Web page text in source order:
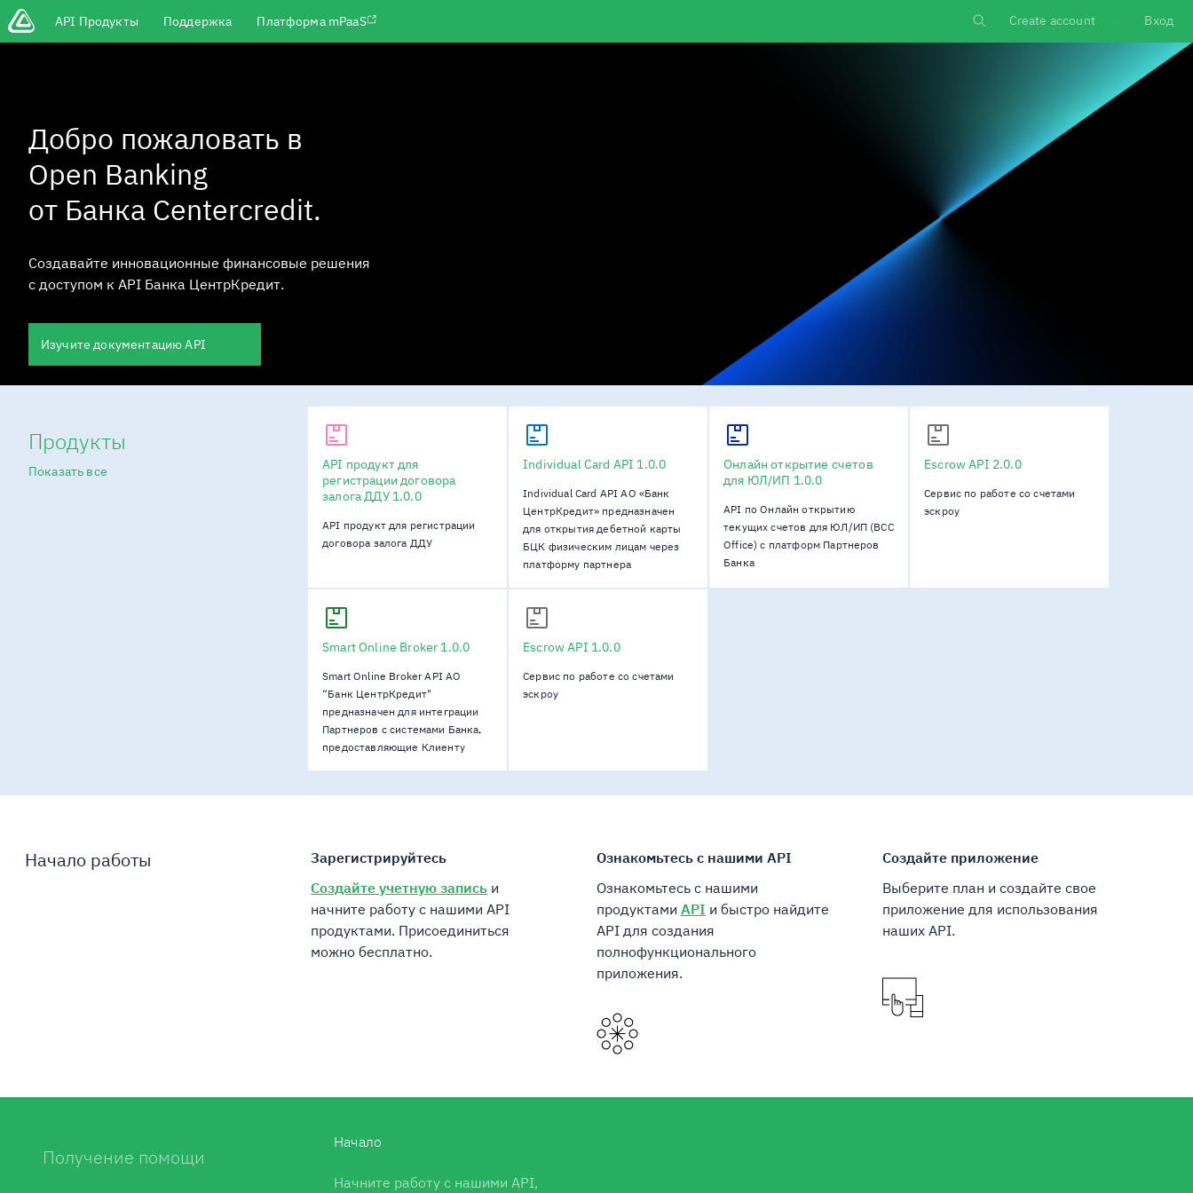
Main
menu
API Продукты Поддержка Платформа mPaaS Log in
Create account Вход
Добро пожаловать в
Open Banking
от Банка Centercredit.
Создавайте инновационные финансовые решения
с доступом к API Банка ЦентрКредит.
Изучите документацию API
Продукты
Показать все
API продукт для
регистрации договора
залога ДДУ 1.0.0
API продукт для регистрации
договора залога ДДУ
Individual Card API 1.0.0
Individual Card API АО «Банк
ЦентрКредит» предназначен
для открытия дебетной карты
БЦК физическим лицам через
платформу партнера
Онлайн открытие счетов
для ЮЛ/ИП 1.0.0
API по Онлайн открытию
текущих счетов для ЮЛ/ИП (BCC
Office) с платформ Партнеров
Банка
Escrow API 2.0.0
Сервис по работе со счетами
эскроу
Smart Online Broker 1.0.0
Smart Online Broker API АО
“Банк ЦентрКредит"
предназначен для интеграции
Партнеров с системами Банка,
предоставляющие Клиенту
Escrow API 1.0.0
Сервис по работе со счетами
эскроу
Начало работы
Зарегистрируйтесь
Создайте учетную запись и
начните работу с нашими API
продуктами. Присоединиться
можно бесплатно.
Ознакомьтесь с нашими API
Ознакомьтесь с нашими
продуктами API и быстро найдите
API для создания
полнофункционального
приложения.
Создайте приложение
Выберите план и создайте свое
приложение для использования
наших API.
Получение помощи
Начало
Начните работу с нашими API,